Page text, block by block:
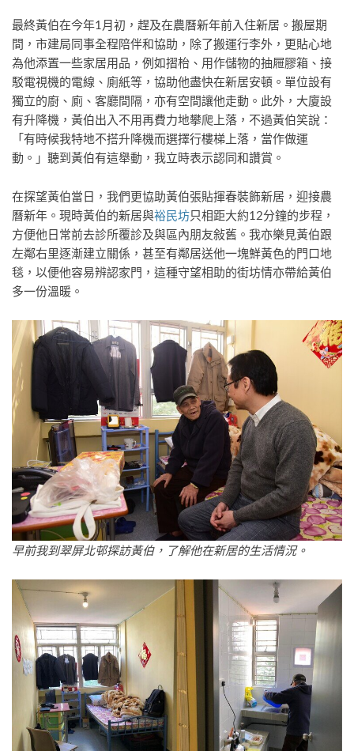
最終黃伯在今年1月初，趕及在農曆新年前入住新居。搬屋期
間，市建局同事全程陪伴和協助，除了搬運行李外，更貼心地
為他添置一些家居用品，例如摺枱、用作儲物的抽屜膠箱、接
駁電視機的電線、廁紙等，協助他盡快在新居安頓。單位設有
獨立的廚、廁、客廳間隔，亦有空間讓他走動。此外，大廈設
有升降機，黃伯出入不用再費力地攀爬上落，不過黃伯笑說：
「有時候我特地不搭升降機而選擇行樓梯上落，當作做運
動。」聽到黃伯有這舉動，我立時表示認同和讚賞。
在探望黃伯當日，我們更協助黃伯張貼揮春裝飾新居，迎接農
曆新年。現時黃伯的新居與裕民坊只相距大約12分鐘的步程，
方便他日常前去診所覆診及與區內朋友敍舊。我亦樂見黃伯跟
左鄰右里逐漸建立關係，甚至有鄰居送他一塊鮮黃色的門口地
毯，以便他容易辨認家門，這種守望相助的街坊情亦帶給黃伯
多一份溫暖。
早前我到翠屏北邨探訪黃伯，了解他在新居的生活情況。